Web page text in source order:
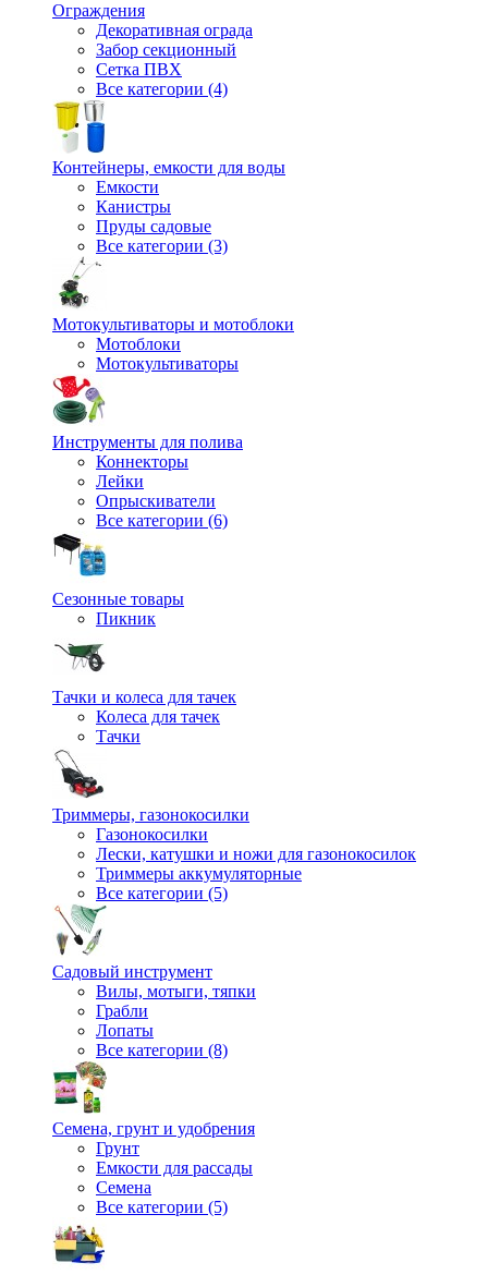
Ограждения
Декоративная ограда
Забор секционный
Сетка ПВХ
Все категории (4)
Контейнеры, емкости для воды
Емкости
Канистры
Пруды садовые
Все категории (3)
Мотокультиваторы и мотоблоки
Мотоблоки
Мотокультиваторы
Инструменты для полива
Коннекторы
Лейки
Опрыскиватели
Все категории (6)
Сезонные товары
Пикник
Тачки и колеса для тачек
Колеса для тачек
Тачки
Триммеры, газонокосилки
Газонокосилки
Лески, катушки и ножи для газонокосилок
Триммеры аккумуляторные
Все категории (5)
Садовый инструмент
Вилы, мотыги, тяпки
Грабли
Лопаты
Все категории (8)
Семена, грунт и удобрения
Грунт
Емкости для рассады
Семена
Все категории (5)